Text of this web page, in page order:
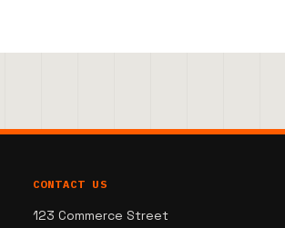
CONTACT US
123 Commerce Street